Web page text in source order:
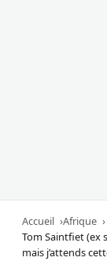
Accueil
Afrique
Tom Saintfiet (ex
mais j’attends